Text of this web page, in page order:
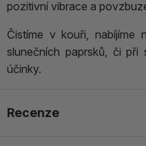
pozitivní vibrace a
Čistíme v kouři, nabíjíme
slunečních paprsků, či při
účinky.
Recenze